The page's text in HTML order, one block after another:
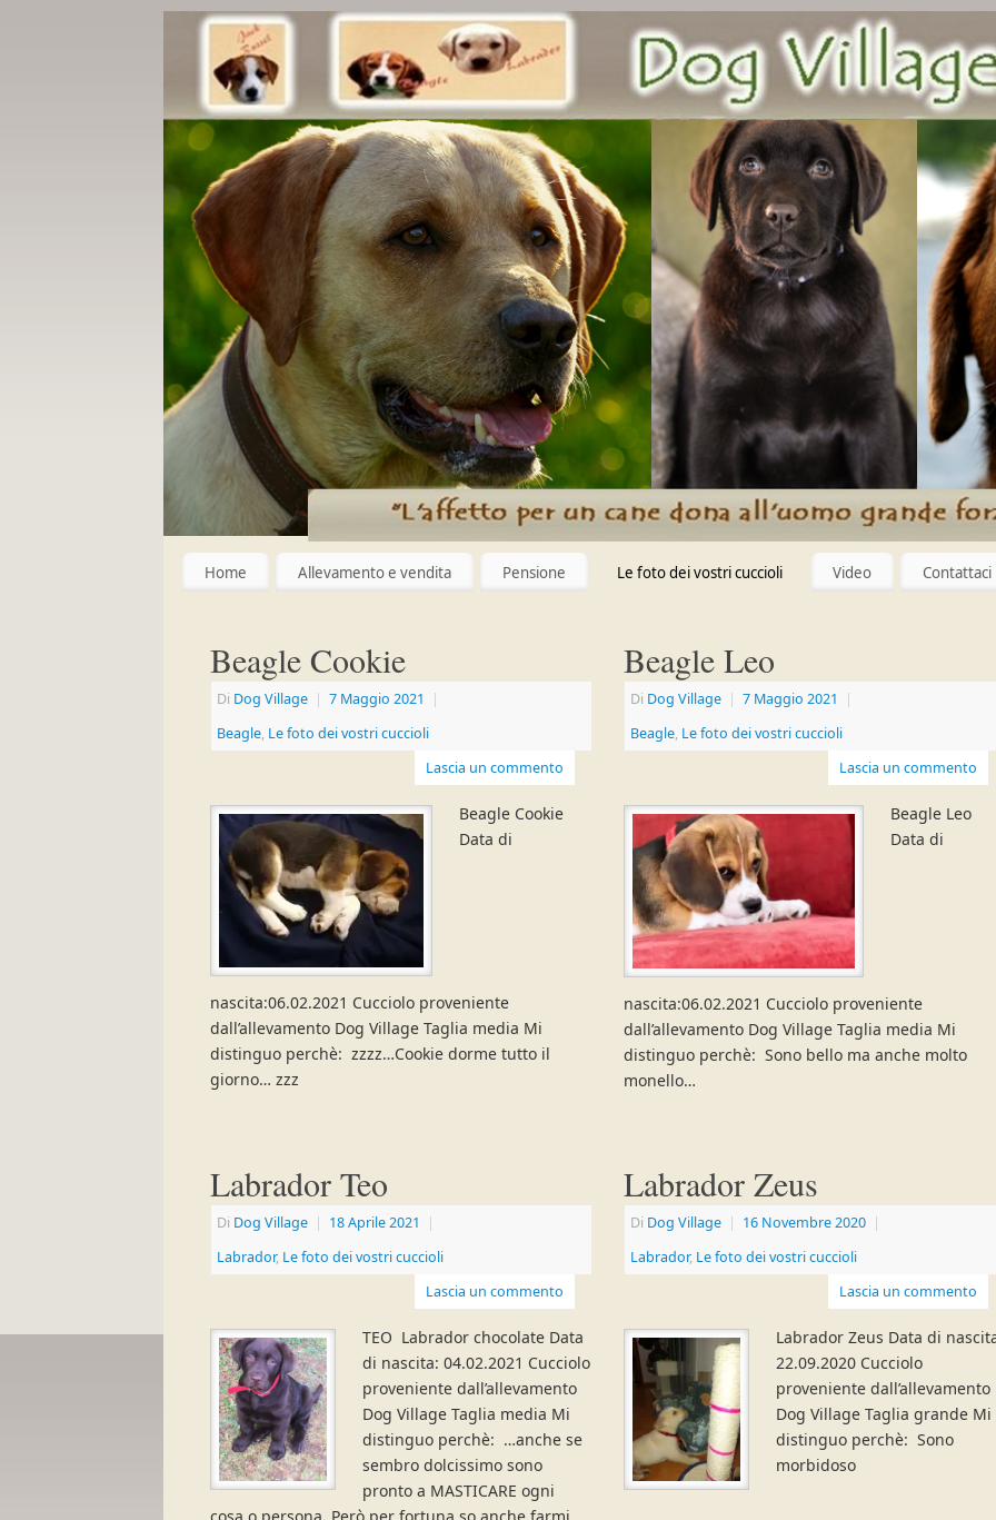
Home Allevamento e vendita Pensione Le foto dei vostri cuccioli Video Contattaci
Beagle Cookie
Di Dog Village | 7 Maggio 2021
|
Beagle, Le foto dei vostri cuccioli
Lascia un commento
Beagle Cookie
Data di
nascita:06.02.2021 Cucciolo proveniente
dall’allevamento Dog Village Taglia media Mi
distinguo perchè: zzzz…Cookie dorme tutto il
giorno… zzz
Beagle Leo
Di Dog Village | 7 Maggio 2021
|
Beagle, Le foto dei vostri cuccioli
Lascia un commento
Beagle Leo
Data di
nascita:06.02.2021 Cucciolo proveniente
dall’allevamento Dog Village Taglia media Mi
distinguo perchè: Sono bello ma anche molto
monello…
Labrador Teo
Di Dog Village | 18 Aprile 2021
|
Labrador, Le foto dei vostri cuccioli
Lascia un commento
TEO Labrador chocolate Data
di nascita: 04.02.2021 Cucciolo
proveniente dall’allevamento
Dog Village Taglia media Mi
distinguo perchè: …anche se
sembro dolcissimo sono
pronto a MASTICARE ogni
Labrador Zeus
Di Dog Village | 16 Novembre 2020 |
Labrador, Le foto dei vostri cuccioli
Lascia un commento
Labrador Zeus Data di
22.09.2020 Cucciolo
proveniente dall’allevamento
Dog Village Taglia grande Mi
distinguo perchè: Sono
morbidoso